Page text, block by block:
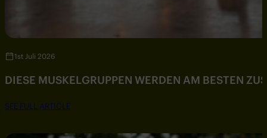
1st Juli 2026
DIESE MUSKELGRUPPEN WERDEN AM BESTEN
SEE FULL ARTICLE